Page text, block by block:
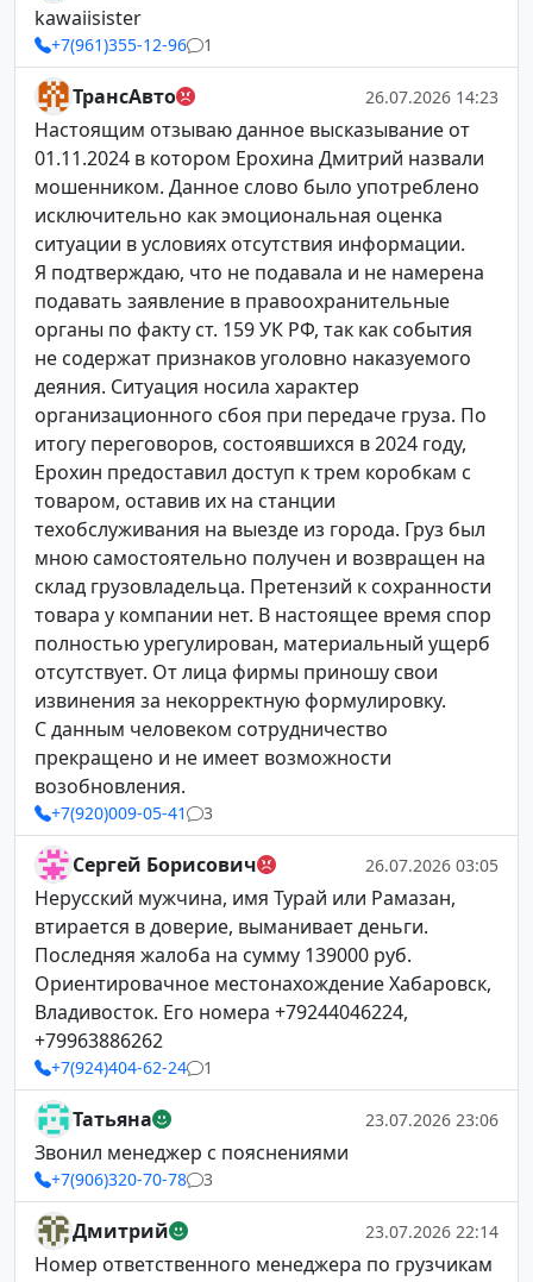
kawaiisister
+7(961)355-12-96 1
ТрансАвто 26.07.2026 14:23
Настоящим отзываю данное высказывание от
01.11.2024 в котором Ерохина Дмитрий назвали
мошенником. Данное слово было употреблено
исключительно как эмоциональная оценка
ситуации в условиях отсутствия информации.
Я подтверждаю, что не подавала и не намерена
подавать заявление в правоохранительные
органы по факту ст. 159 УК РФ, так как события
не содержат признаков уголовно наказуемого
деяния. Ситуация носила характер
организационного сбоя при передаче груза. По
итогу переговоров, состоявшихся в 2024 году,
Ерохин предоставил доступ к трем коробкам с
товаром, оставив их на станции
техобслуживания на выезде из города. Груз был
мною самостоятельно получен и возвращен на
склад грузовладельца. Претензий к сохранности
товара у компании нет. В настоящее время спор
полностью урегулирован, материальный ущерб
отсутствует. От лица фирмы приношу свои
извинения за некорректную формулировку.
С данным человеком сотрудничество
прекращено и не имеет возможности
возобновления.
+7(920)009-05-41 3
Сергей Борисович 26.07.2026 03:05
Нерусский мужчина, имя Турай или Рамазан,
втирается в доверие, выманивает деньги.
Последняя жалоба на сумму 139000 руб.
Ориентировачное местонахождение Хабаровск,
Владивосток. Его номера +79244046224,
+79963886262
+7(924)404-62-24 1
Татьяна 23.07.2026 23:06
Звонил менеджер с пояснениями
+7(906)320-70-78 3
Дмитрий 23.07.2026 22:14
Номер ответственного менеджера по грузчикам